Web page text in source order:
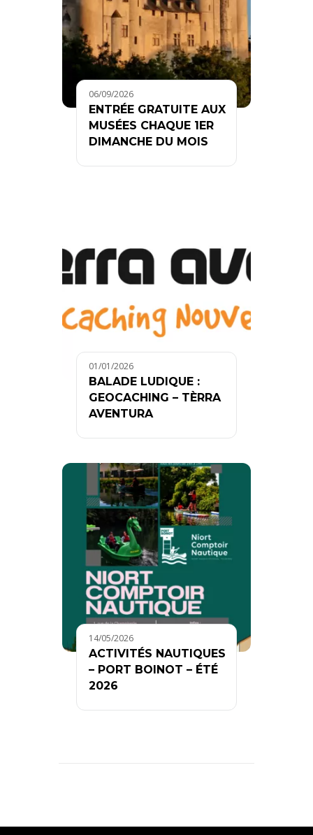
06/09/2026
ENTRÉE GRATUITE AUX
MUSÉES CHAQUE 1ER
DIMANCHE DU MOIS
01/01/2026
BALADE LUDIQUE :
GEOCACHING – TÈRRA
AVENTURA
14/05/2026
ACTIVITÉS NAUTIQUES
– PORT BOINOT – ÉTÉ
2026